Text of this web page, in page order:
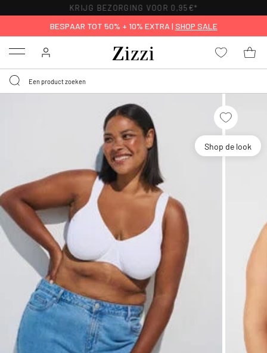
KRIJG BEZORGING VOOR 0,95€*
BESPAAR TOT 50% + 10% EXTRA | SHOP SALE
Menu
Shop de look